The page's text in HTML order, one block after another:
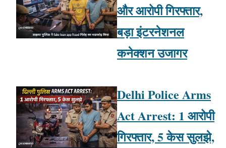
और आरोपी गिरफ्तार,
बड़ा इंटरनेशनल
कनेक्शन उजागर
Delhi Police Arms
Act Arrest: 1 आरोपी
गिरफ्तार, 5 केस सुलझे,